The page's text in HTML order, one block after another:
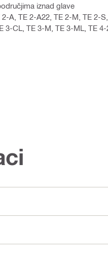
iznad glave
A, TE 2-A22, TE 2-M, TE 2-
3-CL, TE 3-M, TE 3-ML, TE